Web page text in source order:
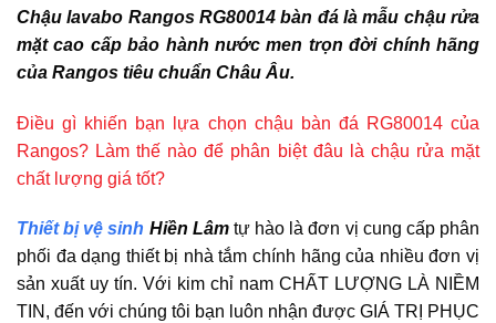
Chậu lavabo Rangos RG80014 bàn đá là mẫu chậu rửa
mặt cao cấp bảo hành nước men trọn đời chính hãng
của Rangos tiêu chuẩn Châu Âu.
Điều gì khiến bạn lựa chọn chậu bàn đá RG80014 của
Rangos? Làm thế nào để phân biệt đâu là chậu rửa mặt
chất lượng giá tốt?
Thiết bị vệ sinh Hiền Lâmtự hào là đơn vị cung cấp phân
phối đa dạng thiết bị nhà tắm chính hãng của nhiều đơn vị
sản xuất uy tín. Với kim chỉ nam CHẤT LƯỢNG LÀ NIỀM
TIN, đến với chúng tôi bạn luôn nhận được GIÁ TRỊ PHỤC